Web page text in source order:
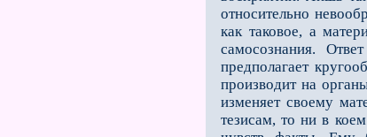
относительно
как таковое, а
самосознания.
предполагает
производит на
изменяет своему
тезисам, то ни в